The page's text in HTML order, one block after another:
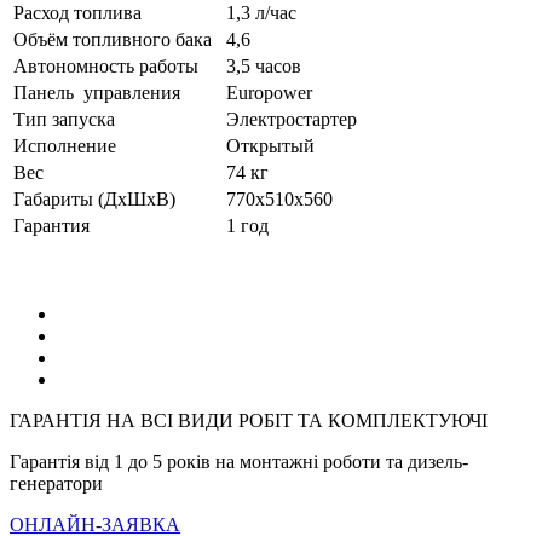
Расход топлива
1,3 л/час
Объём топливного бака
4,6
Автономность работы
3,5 часов
Панель управления
Europower
Тип запуска
Электростартер
Исполнение
Открытый
Вес
74 кг
Габариты (ДхШхВ)
770x510x560
Гарантия
1 год
ГАРАНТІЯ НА ВСІ ВИДИ РОБІТ ТА КОМПЛЕКТУЮЧІ
Гарантія від 1 до 5 років на монтажні роботи та дизель-
генератори
ОНЛАЙН-ЗАЯВКА